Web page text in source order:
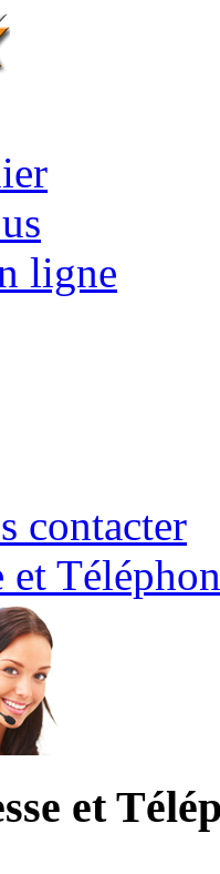
ligne
contacter
et
et